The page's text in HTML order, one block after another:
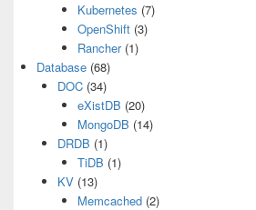
Kubernetes (7)
OpenShift (3)
Rancher(1)
Database (68)
DOC(34)
eXistDB (20)
MongoDB (14)
DRDB (1)
TiDB (1)
KV(13)
Memcached (2)